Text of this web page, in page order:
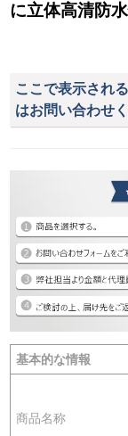
に立体高清防
ここで表示され
はお問い合わせく
基本的な情報
商品名称